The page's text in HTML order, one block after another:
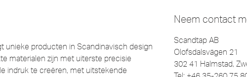
unieke producten in Scandinavisch design
materialen zijn met uiterste precisie
indruk te creëren, met uitstekende
Neem contact
Scandtap AB
Olofsdalsvägen 21
302 41 Halmstad,